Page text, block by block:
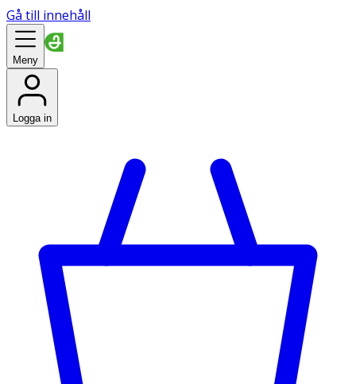
Gå till innehåll
Meny
Logga in